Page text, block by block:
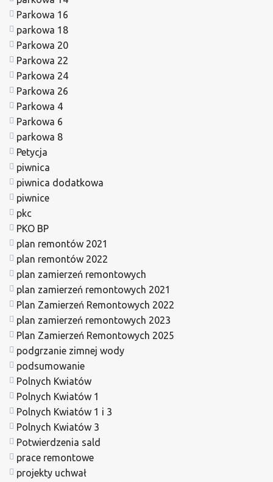
Parkowa 16
parkowa 18
Parkowa 20
Parkowa 22
Parkowa 24
Parkowa 26
Parkowa 4
Parkowa 6
parkowa 8
Petycja
piwnica
piwnica dodatkowa
piwnice
pkc
PKO BP
plan remontów 2021
plan remontów 2022
plan zamierzeń remontowych
plan zamierzeń remontowych 2021
Plan Zamierzeń Remontowych 2022
plan zamierzeń remontowych 2023
Plan Zamierzeń Remontowych 2025
podgrzanie zimnej wody
podsumowanie
Polnych Kwiatów
Polnych Kwiatów 1
Polnych Kwiatów 1 i 3
Polnych Kwiatów 3
Potwierdzenia sald
prace remontowe
projekty uchwał